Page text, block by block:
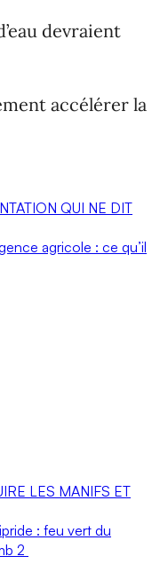
devraient
accélérer la
QUI NE DIT
agricole : ce qu’il
LES MANIFS ET
: feu vert du
2